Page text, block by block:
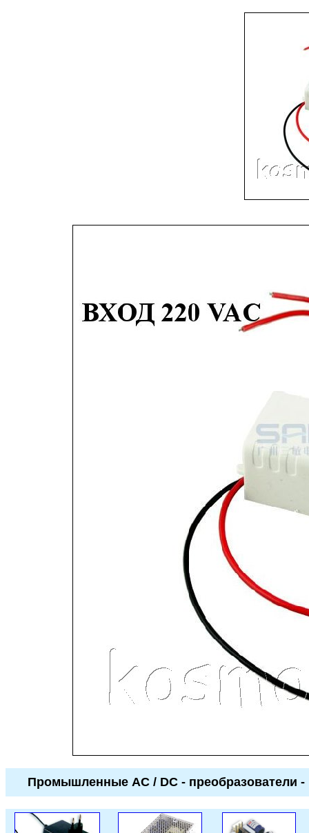
Промышленные AC / DC - преобразователи